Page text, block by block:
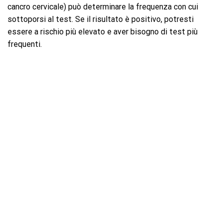
cancro cervicale) può determinare la frequenza con cui
sottoporsi al test. Se il risultato è positivo, potresti
essere a rischio più elevato e aver bisogno di test più
frequenti.